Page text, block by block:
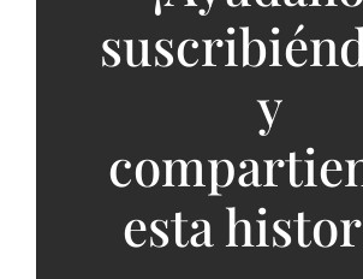
y
esta